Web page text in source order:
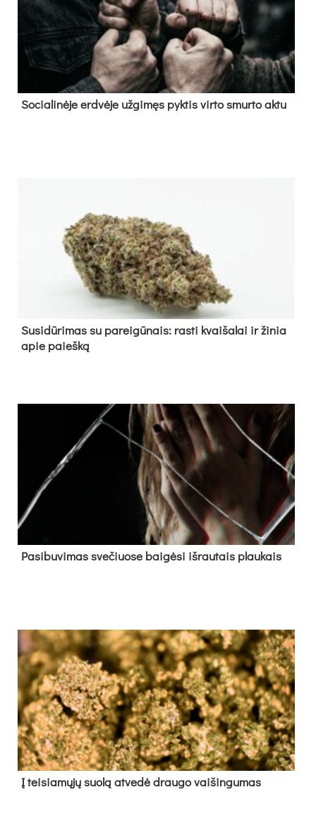
So­cia­li­nė­je erd­vė­je už­gi­męs pyk­tis vir­to smur­to ak­tu
Su­si­dū­ri­mas su pa­rei­gū­nais: ras­ti kvai­ša­lai ir ži­nia
apie paieš­ką
Pa­si­bu­vi­mas sve­čiuo­se bai­gė­si iš­rau­tais plau­kais
Į tei­sia­mų­jų suo­lą at­ve­dė drau­go vai­šin­gu­mas